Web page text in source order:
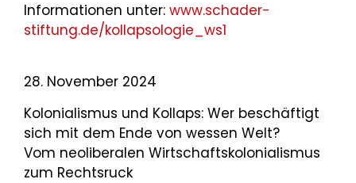
Informationen unter: www.schader-
stiftung.de/kollapsologie_ws1
28. November 2024
Kolonialismus und Kollaps: Wer beschäftigt
sich mit dem Ende von wessen Welt?
Vom neoliberalen Wirtschaftskolonialismus
zum Rechtsruck